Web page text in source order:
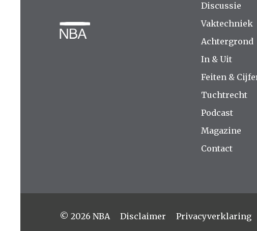
Discussie
Vaktechniek
Achtergrond
In & Uit
Feiten &
Tuchtrecht
Podcast
Magazine
Contact
© 2026 NBA Disclaimer Privacyverklaring